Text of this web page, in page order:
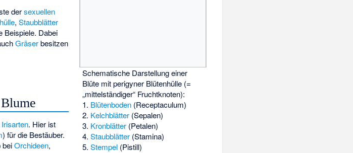
Schematische Darstellung einer
Blüte mit perigyner Blütenhülle (=
„mittelständiger“ Fruchtknoten):
1. Blütenboden (Receptaculum)
2. Kelchblätter (Sepalen)
3. Kronblätter (Petalen)
4.Staubblätter (Stamina)
5.Stempel (Pistill)
dersexuellen
,Staubblätter
Beispiele. Dabei
Gräserbesitzen
Irisarten. Hier ist
) für die Bestäuber.
beiOrchideen,